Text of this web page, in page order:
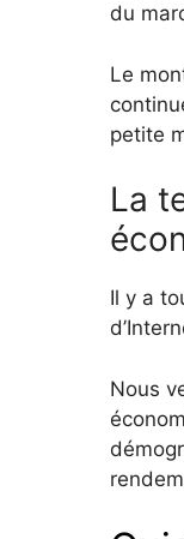
du
Le
petite
La
Il y a
Nous